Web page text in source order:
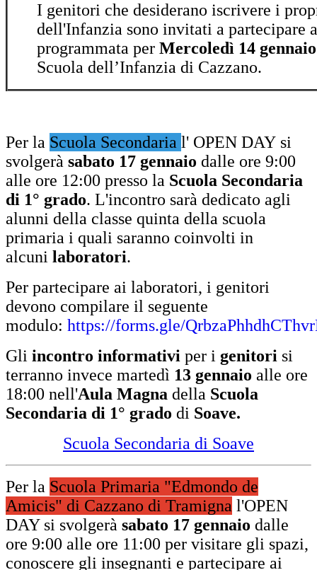
I genitori che desiderano iscrivere i
dell'Infanzia sono invitati a partecipare
programmata per Mercoledì 14
Scuola dell’Infanzia di Cazzano.
Per la Scuola Secondaria l' OPEN DAY si
svolgerà sabato 17 gennaio dalle ore 9:00
alle ore 12:00 presso la Scuola Secondaria
di 1° grado. L'incontro sarà dedicato agli
alunni della classe quinta della scuola
primaria i quali saranno coinvolti in
alcuni laboratori.
Per partecipare ai laboratori, i genitori
devono compilare il seguente
modulo: https://forms.gle/
Gli incontro informativi per i genitori si
terranno invece martedì 13 gennaio alle ore
18:00 nell'Aula Magna della Scuola
Secondaria di 1° grado di Soave.
Scuola Secondaria di Soave
Per la Scuola Primaria "Edmondo de
Amicis" di Cazzano di Tramigna l'OPEN
DAY si svolgerà sabato 17 gennaio dalle
ore 9:00 alle ore 11:00 per visitare gli spazi,
conoscere gli insegnanti e partecipare ai